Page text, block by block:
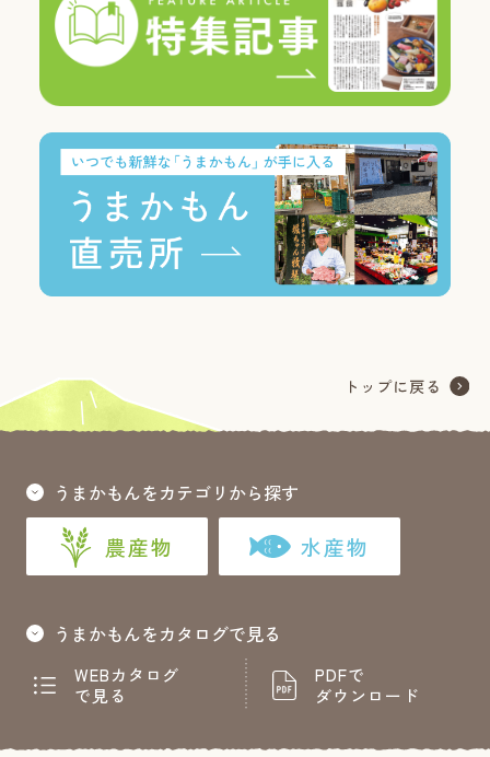
うまかもんをカテゴリから探す
農産物 水産物
うまかもんをカタログで見る
WEBカタログ
で見る
PDFで
ダウンロード